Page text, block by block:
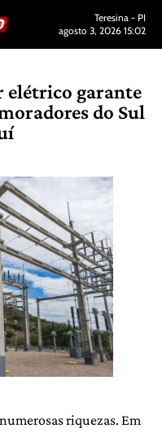
Teresina - PI
agosto 3, 2026 15:02
elétrico garante
do Sul
riquezas. Em